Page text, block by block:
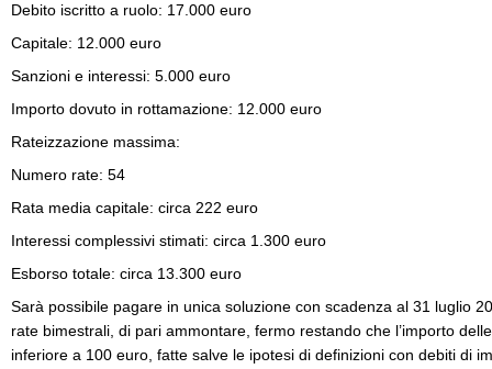
Debito iscritto a ruolo: 17.000 euro
Capitale: 12.000 euro
Sanzioni e interessi: 5.000 euro
Importo dovuto in rottamazione: 12.000 euro
Rateizzazione massima:
Numero rate: 54
Rata media capitale: circa 222 euro
Interessi complessivi stimati: circa 1.300 euro
Esborso totale: circa 13.300 euro
Sarà possibile pagare in unica soluzione con scadenza al 31 luglio
rate bimestrali, di pari ammontare, fermo restando che l’importo
inferiore a 100 euro, fatte salve le ipotesi di definizioni con debiti di